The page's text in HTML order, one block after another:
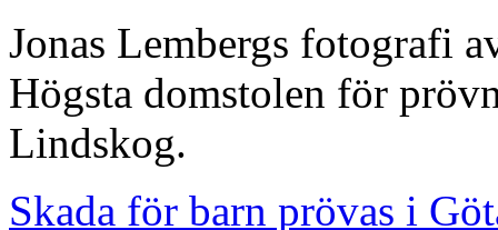
Jonas Lembergs fotografi
Högsta domstolen för
Lindskog.
Skada för barn prövas i